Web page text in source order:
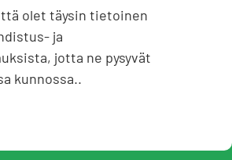
olet täysin tietoinen
ja
jotta ne pysyvät
kunnossa..